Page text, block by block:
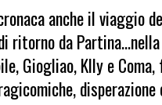
anche il viaggio
ritorno da Partina...nella
Giogliao, KIly e
disperazione